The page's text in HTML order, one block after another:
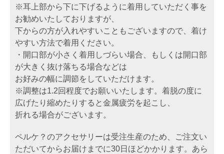
※耳上部から下に下げるように着用していただく事を
お勧めいたしておりますが、
下からの方が入れやすいこともございますので、着け
やすい方法で着用ください。
・開口部が小さく着用しづらい場合、もしくは開口部
が大きく抜け落ちる場合などは
お好みの幅に調節をしていただけます。
※調整は1.2回程度でお願いいたします。着脱の度に
広げたり縮めたりすると金属疲労を起こし、
折れる場合がございます。
ペルケ？のアクセサリーは受注生産のため、ご注文い
ただいてからお届けまでに30日ほどかかります。あら